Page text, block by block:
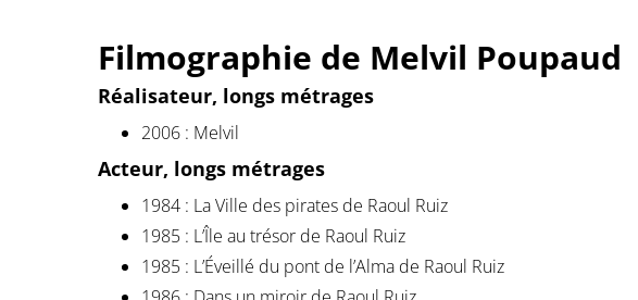
Filmographie de Melvil Poupaud
Réalisateur, longs métrages
2006 : Melvil
Acteur, longs métrages
1984 : La Ville des pirates de Raoul Ruiz
1985 : L’Île au trésor de Raoul Ruiz
1985 : L’Éveillé du pont de l’Alma de Raoul Ruiz